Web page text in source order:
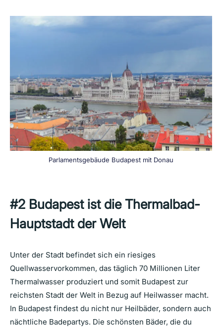
Parlamentsgebäude Budapest mit Donau
#2 Budapest istdieThermalbad-
Hauptstadtder Welt
Unter der Stadt befindet sich ein riesiges
Quellwasservorkommen, das täglich 70 Millionen Liter
Thermalwasser produziert und somit Budapest zur
reichsten Stadt der Welt in Bezug auf Heilwasser macht.
In Budapest findest du nicht nur Heilbäder, sondern auch
nächtliche Badepartys. Die schönsten Bäder, die du